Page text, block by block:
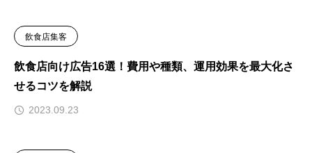
飲食店集客
飲食店向け広告16選！費用や種類、運用効果を最大化さ
せるコツを解説
2023.09.23